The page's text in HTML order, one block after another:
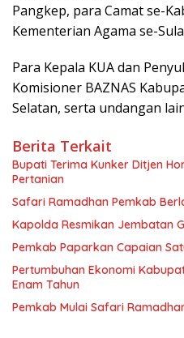
Pangkep, para Camat se-
Kementerian Agama se-
Para Kepala KUA dan
Komisioner BAZNAS
Selatan, serta undangan
Berita Terkait
Bupati Terima Kunker Ditjen
Pertanian
Safari Ramadhan Pemkab
Kapolda Resmikan Jembatan
Pemkab Paparkan Capaian
Pertumbuhan Ekonomi
Enam Tahun
Pemkab Mulai Safari